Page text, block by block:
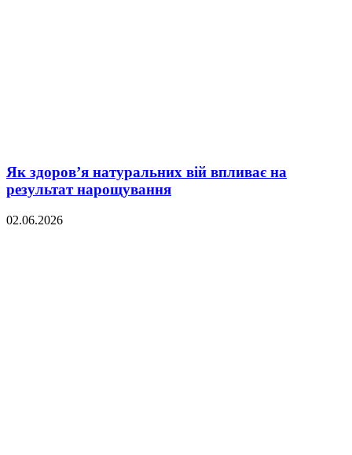
Як здоров’я натуральних вій впливає на
результат нарощування
02.06.2026